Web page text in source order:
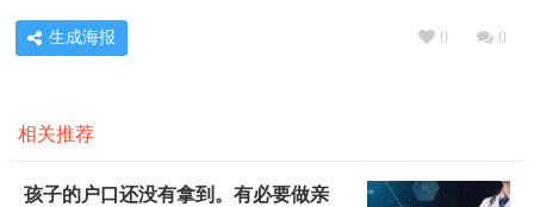
0 0
生成海报
相关推荐
孩子的户口还没有拿到。有必要做亲